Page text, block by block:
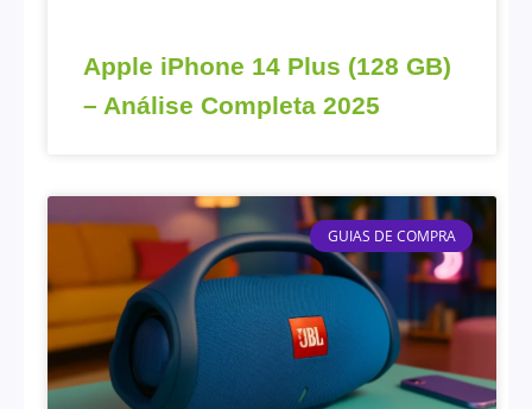
Apple iPhone 14 Plus (128 GB)
– Análise Completa 2025
GUIAS DE COMPRA